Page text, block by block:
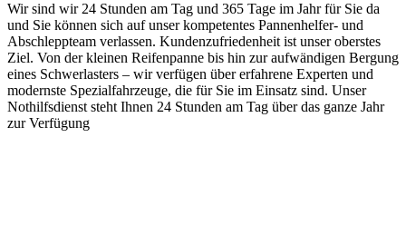
Wir sind wir 24 Stunden am Tag und 365 Tage im Jahr für Sie da
und Sie können sich auf unser kompetentes Pannenhelfer- und
Abschleppteam verlassen. Kundenzufriedenheit ist unser oberstes
Ziel. Von der kleinen Reifenpanne bis hin zur aufwändigen Bergung
eines Schwerlasters – wir verfügen über erfahrene Experten und
modernste Spezialfahrzeuge, die für Sie im Einsatz sind. Unser
Nothilfsdienst steht Ihnen 24 Stunden am Tag über das ganze Jahr
zur Verfügung